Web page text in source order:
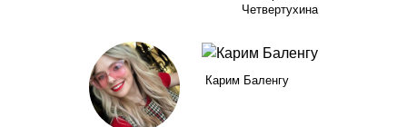
Четвертухина
Карим Баленгу